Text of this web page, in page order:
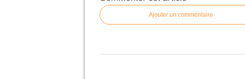
Ajouter un commentaire